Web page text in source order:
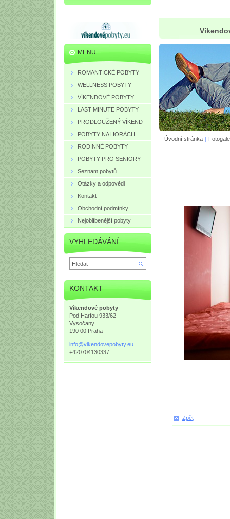
Úvodní stránka |
Zpět
MENU
ROMANTICKÉ POBYTY
WELLNESS POBYTY
VÍKENDOVÉ POBYTY
LAST MINUTE POBYTY
PRODLOUŽENÝ VÍKEND
POBYTY NA HORÁCH
RODINNÉ POBYTY
POBYTY PRO SENIORY
Seznam pobytů
Otázky a odpovědi
Kontakt
Obchodní podmínky
Nejoblíbenější pobyty
VYHLEDÁVÁNÍ
KONTAKT
Víkendové pobyty
Pod Harfou 933/62
Vysočany
190 00 Praha
info@vikendovepobyty.eu
+420704130337